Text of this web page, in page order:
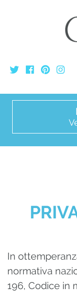
In
normativa
196, Codice in